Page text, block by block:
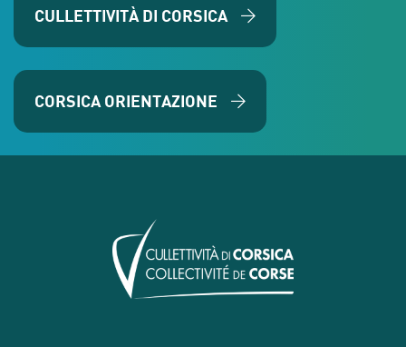
CULLETTIVITÀ DI CORSICA
CORSICA ORIENTAZIONE